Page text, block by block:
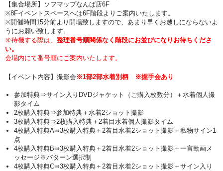
【集合場所】ソフマップなんば店6F
※8Fイベントスペースへは6F階段よりご案内いたします。
※開催時間15分前より開場致しますので、あまり早くお越しにならないよ
うにお願い致します。
※待機する際は、 整理番号順関係なく階段にお並びになりお待ちくださ
い。
会場内にて番号順にご案内いたします。
【イベント内容】撮影会 ※1部2部水着別柄 ※握手会あり
参加特典⇒サイン入りDVDジャケット（ご購入枚数分）＋水着個人撮
影タイム
2枚購入特典⇒参加特典＋水着2ショット撮影
3枚購入特典⇒2枚購入特典＋2着目水着個人撮影タイム
4枚購入特典A⇒3枚購入特典＋2着目水着2ショット撮影＋私物サイン1
点
4枚購入特典B⇒3枚購入特典＋2着目水着2ショット撮影＋一言動画メ
ッセージ※パターン選択制
4枚購入特典C⇒3枚購入特典＋2着目水着2ショット撮影＋サイン入り